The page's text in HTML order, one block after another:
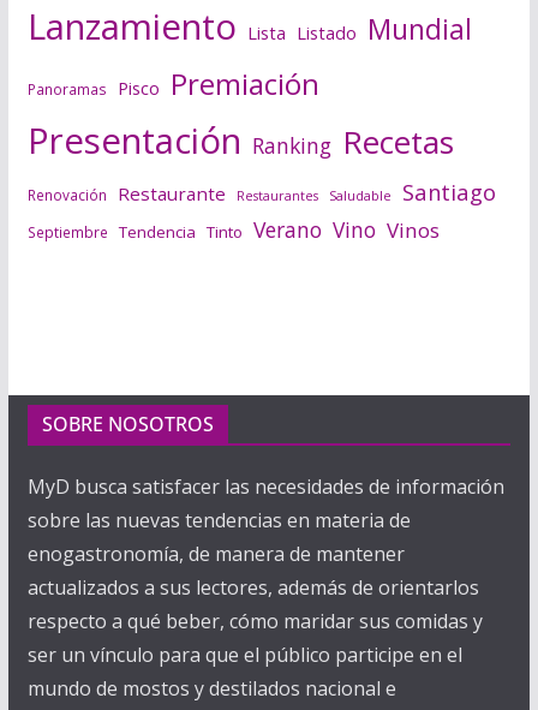
Lanzamiento Lista Listado Mundial
Panoramas Pisco Premiación
Presentación Ranking Recetas
Renovación Restaurante Restaurantes Saludable Santiago
Septiembre Tendencia Tinto Verano Vino Vinos
SOBRE NOSOTROS
MyD busca satisfacer las necesidades de información
sobre las nuevas tendencias en materia de
enogastronomía, de manera de mantener
actualizados a sus lectores, además de orientarlos
respecto a qué beber, cómo maridar sus comidas y
ser un vínculo para que el público participe en el
mundo de mostos y destilados nacional e